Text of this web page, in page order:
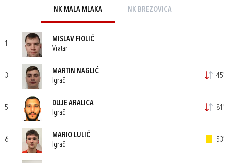
NK MALA MLAKA NK BREZOVICA
1
MISLAV FIOLIĆ
Vratar
3
MARTIN NAGLIĆ
Igrač
45'
5
DUJE ARALICA
Igrač
81'
6
MARIO LULIĆ
Igrač
53'